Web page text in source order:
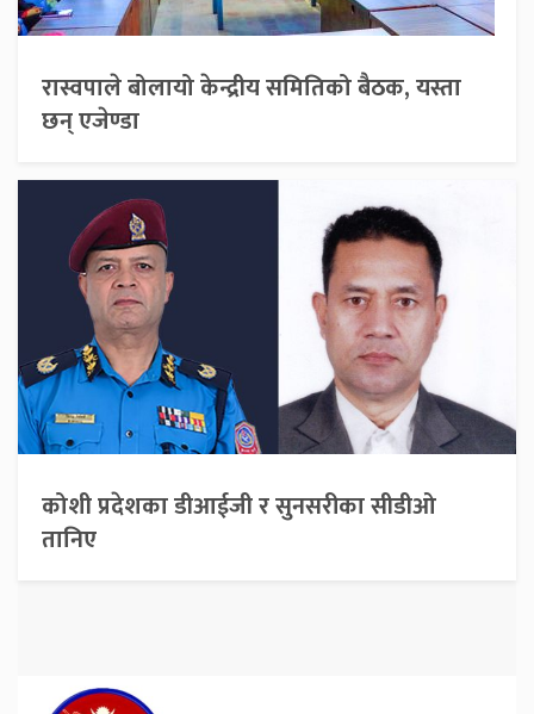
रास्वपाले बोलायो केन्द्रीय समितिको बैठक, यस्ता
छन् एजेण्डा
कोशी प्रदेशका डीआईजी र सुनसरीका सीडीओ
तानिए